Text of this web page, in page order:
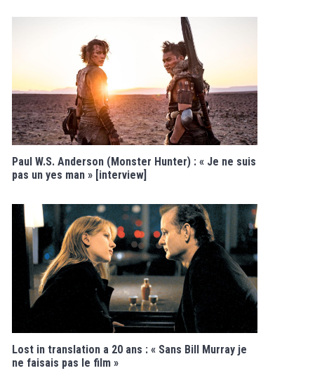
Paul W.S. Anderson (Monster Hunter) : « Je ne suis
pas un yes man » [interview]
Lost in translation a 20 ans : « Sans Bill Murray je
ne faisais pas le film »